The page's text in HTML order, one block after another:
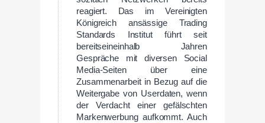
reagiert. Das im Vereinigten
Königreich ansässige Trading
Standards Institut führt seit
bereitseineinhalb Jahren
Gespräche mit diversen Social
Media-Seiten über eine
Zusammenarbeit in Bezug auf die
Weitergabe von Userdaten, wenn
der Verdacht einer gefälschten
Markenwerbung aufkommt. Auch